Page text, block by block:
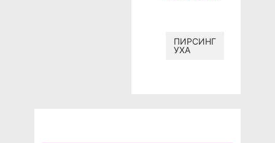
ПИРСИНГ
УХА